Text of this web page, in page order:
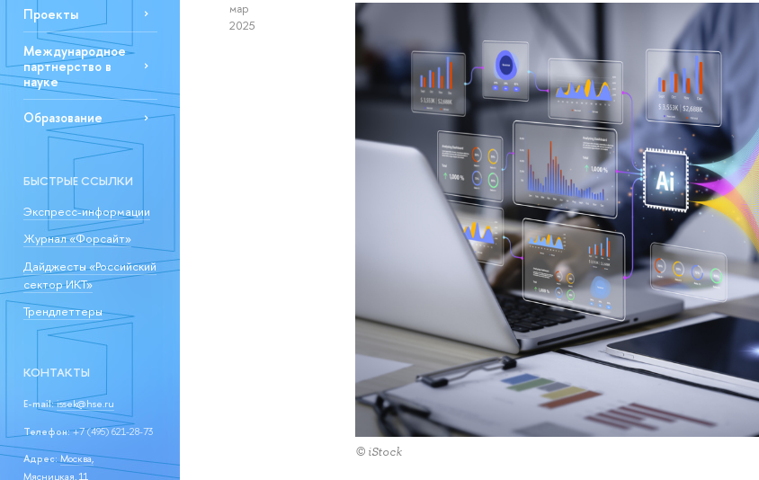
Проекты
Международное
партнерство в
науке
Образование
БЫСТРЫЕ ССЫЛКИ
Экспресс-информации
Журнал «Форсайт»
Дайджесты «Российский
сектор ИКТ»
Трендлеттеры
КОНТАКТЫ
E-mail:issek@hse.ru
Телефон:+7 (495) 621-28-73
Адрес: Москва,
Мясницкая, 11
мар
2025
© iStock